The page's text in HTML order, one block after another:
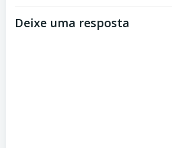
Deixe uma resposta